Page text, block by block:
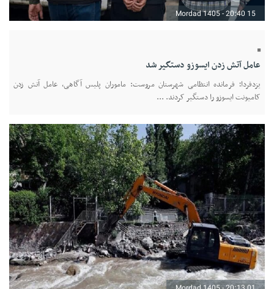
15 Mordad 1405 - 20:40
عامل آتش زدن ایسوزو دستگیر شد
یزدفردا؛ فرمانده انتظامی شهرستان مروست: ماموران پلیس آگاهی، عامل آتش زدن
کامیونت ایسوزو را دستگیر کردند. ...